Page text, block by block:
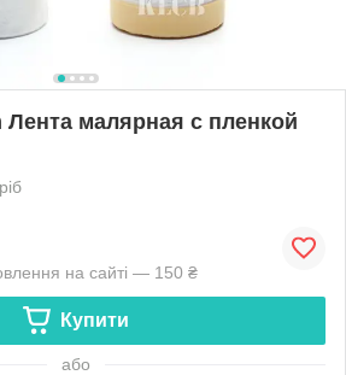
малярная с пленкой
на сайті — 150 ₴
Купити
або